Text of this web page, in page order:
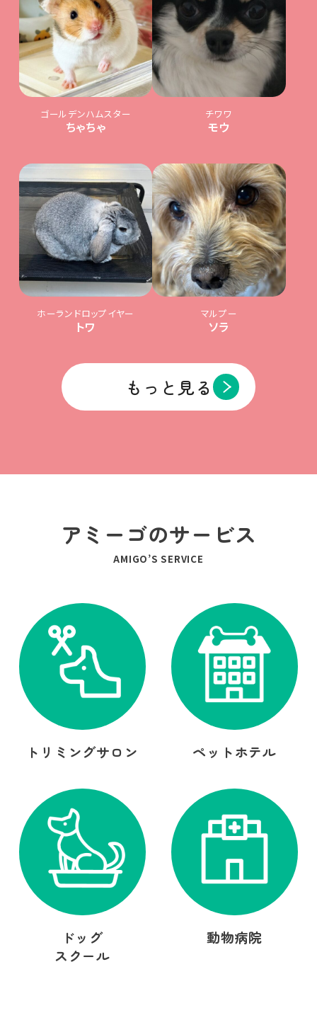
ゴールデンハムスター
ちゃちゃ
チワワ
モウ
ホーランドロップイヤー
トワ
マルプー
ソラ
もっと見る
アミーゴのサービス
AMIGO’S SERVICE
トリミングサロン ペットホテル
ドッグ
スクール
動物病院